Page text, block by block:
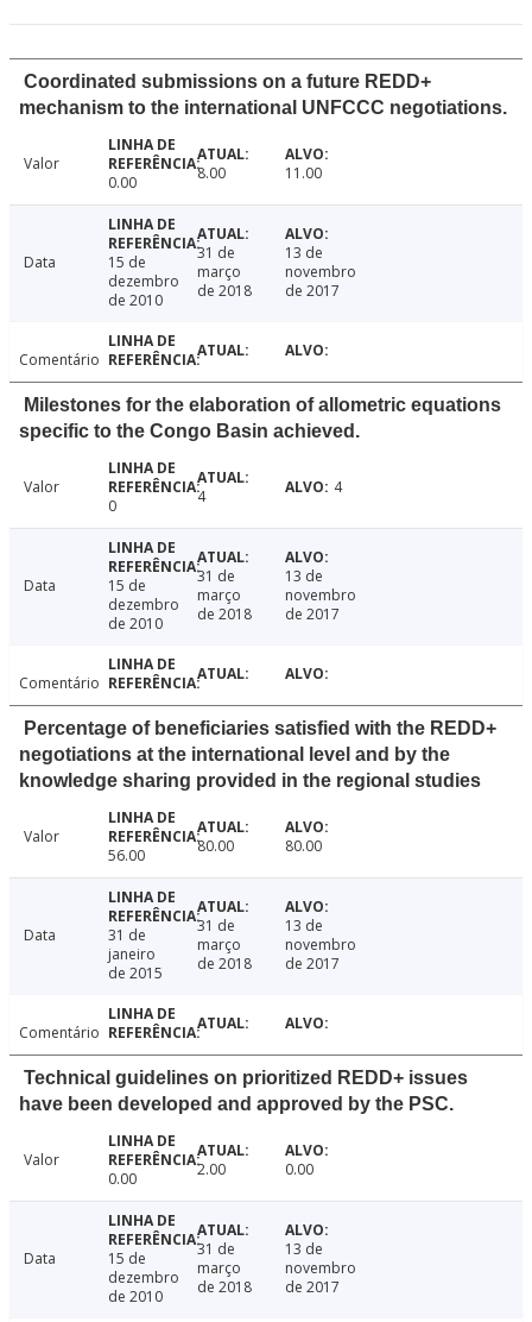
Coordinated submissions on a future REDD+
mechanism to the international UNFCCC negotiations.
Valor
0.00
8.00 11.00
Data
15 de
dezembro
de 2010
31 de
março
de 2018
13 de
novembro
de 2017
Comentário
Milestones for the elaboration of allometric equations
specific to the Congo Basin achieved.
Valor
0
4 4
Data
15 de
dezembro
de 2010
31 de
março
de 2018
13 de
novembro
de 2017
Comentário
Percentage of beneficiaries satisfied with the REDD+
negotiations at the international level and by the
knowledge sharing provided in the regional studies
Valor
56.00
80.00 80.00
Data
31 de
janeiro
de 2015
31 de
março
de 2018
13 de
novembro
de 2017
Comentário
Technical guidelines on prioritized REDD+ issues
have been developed and approved by the PSC.
Valor
0.00
2.00 0.00
Data
15 de
dezembro
de 2010
31 de
março
de 2018
13 de
novembro
de 2017